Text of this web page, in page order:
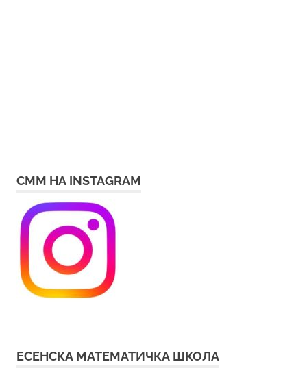
СММ НА INSTAGRAM
ЕСЕНСКА МАТЕМАТИЧКА ШКОЛА